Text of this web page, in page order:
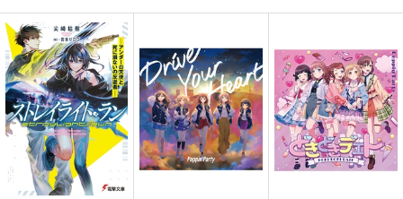
トライアウト
梅ロール
787円（税込）
萩原研二×女夢主
サンプル
作品詳細
プ
my bear.
3,861円（税込）
煉獄杏寿郎
サンプル
そらあい
2,200円（税込）
真下悟×八敷一男
サンプル